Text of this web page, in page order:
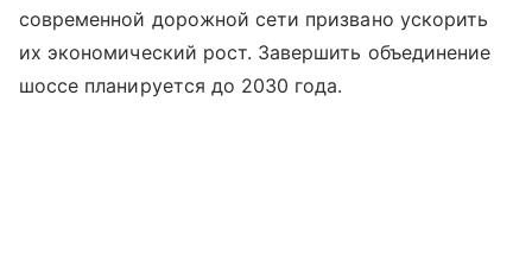
современной дорожной сети призвано ускорить
их экономический рост. Завершить объединение
шоссе планируется до 2030 года.